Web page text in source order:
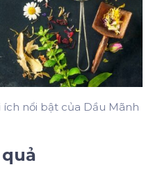
ích nổi bật của Dầu Mãnh